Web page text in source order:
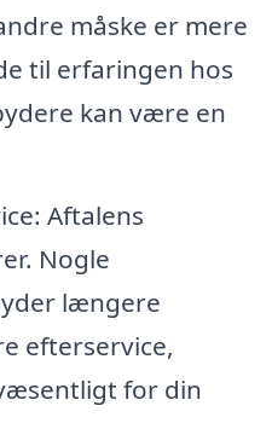
måske er mere
til erfaringen hos
kan være en
Aftalens
Nogle
længere
efterservice,
for din